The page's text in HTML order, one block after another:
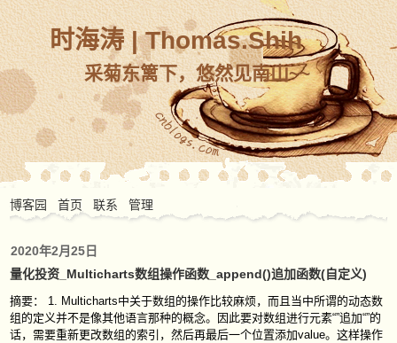
时海涛 | Thomas.Shih
采菊东篱下，悠然见南山~~
博客园 首页 联系 管理
2020年2月25日
量化投资_Multicharts数组操作函数_append()追加函数(自定义)
摘要： 1. Multicharts中关于数组的操作比较麻烦，而且当中所谓的动态数
组的定义并不是像其他语言那种的概念。因此要对数组进行元素“”追加“”的
话，需要重新更改数组的索引，然后再最后一个位置添加value。这样操作